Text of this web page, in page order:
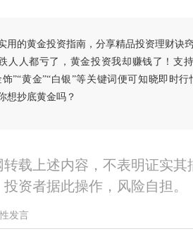
用的黄金投资指南，分享精品投资理财诀
人人都亏了，黄金投资我却赚钱了！支
饰”“黄金”“白银”等关键词便可知晓即时
想抄底黄金吗？
载上述内容，不表明证实
资者据此操作，风险自担。
发言